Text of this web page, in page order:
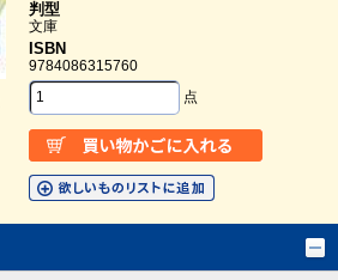
判型
文庫
ISBN
9784086315760
点